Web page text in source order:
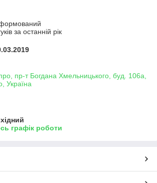
за останній рік
пр-т Богдана Хмельницького, буд. 106а,
Україна
графік роботи